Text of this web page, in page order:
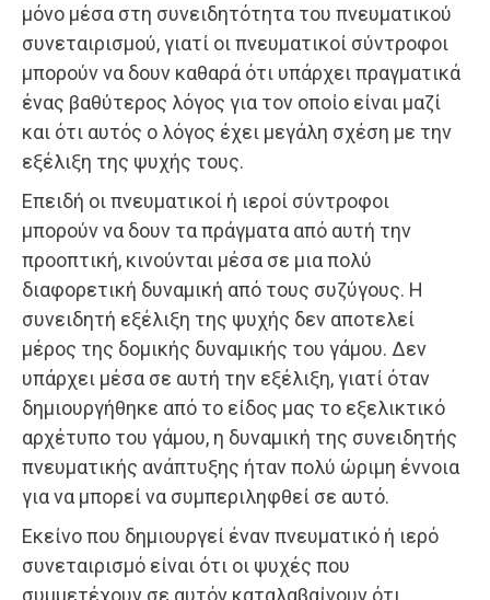
μόνο μέσα στη συνειδητότητα του πνευματικού
συνεταιρισμού, γιατί οι πνευματικοί σύντροφοι
μπορούν να δουν καθαρά ότι υπάρχει πραγματικά
ένας βαθύτερος λόγος για τον οποίο είναι μαζί
και ότι αυτός ο λόγος έχει μεγάλη σχέση με την
εξέλιξη της ψυχής τους.
Επειδή οι πνευματικοί ή ιεροί σύντροφοι
μπορούν να δουν τα πράγματα από αυτή την
προοπτική, κινούνται μέσα σε μια πολύ
διαφορετική δυναμική από τους συζύγους. Η
συνειδητή εξέλιξη της ψυχής δεν αποτελεί
μέρος της δομικής δυναμικής του γάμου. Δεν
υπάρχει μέσα σε αυτή την εξέλιξη, γιατί όταν
δημιουργήθηκε από το είδος μας το εξελικτικό
αρχέτυπο του γάμου, η δυναμική της συνειδητής
πνευματικής ανάπτυξης ήταν πολύ ώριμη έννοια
για να μπορεί να συμπεριληφθεί σε αυτό.
Εκείνο που δημιουργεί έναν πνευματικό ή ιερό
συνεταιρισμό είναι ότι οι ψυχές που
συμμετέχουν σε αυτόν καταλαβαίνουν ότι